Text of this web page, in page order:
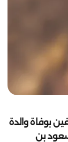
بوفاة والدة
بن